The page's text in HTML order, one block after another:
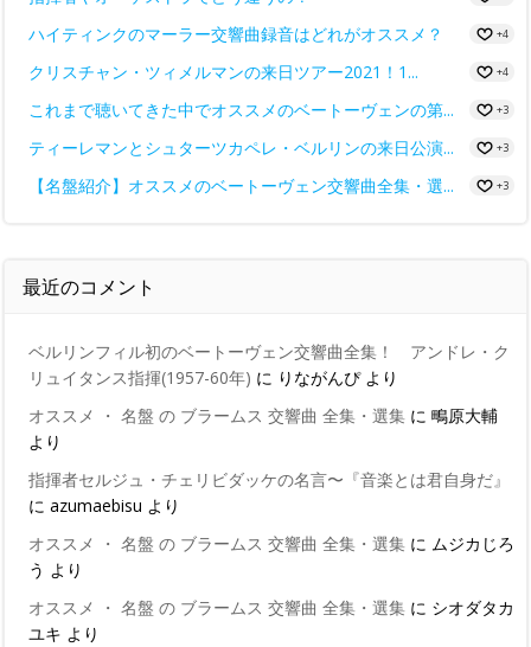
ハイティンクのマーラー交響曲録音はどれがオススメ？ +4
クリスチャン・ツィメルマンの来日ツアー2021！1... +4
これまで聴いてきた中でオススメのベートーヴェンの第... +3
ティーレマンとシュターツカペレ・ベルリンの来日公演... +3
【名盤紹介】オススメのベートーヴェン交響曲全集・選... +3
最近のコメント
ベルリンフィル初のベートーヴェン交響曲全集！ アンドレ・ク
リュイタンス指揮(1957-60年) に りながんぴより
オススメ ・ 名盤 の ブラームス 交響曲 全集・選集 に 鴫原大輔
より
指揮者セルジュ・チェリビダッケの名言〜『音楽とは君自身だ』
に azumaebisu より
オススメ ・ 名盤 の ブラームス 交響曲 全集・選集 に ムジカじろ
う より
オススメ ・ 名盤 の ブラームス 交響曲 全集・選集 に シオダタカ
ユキ より